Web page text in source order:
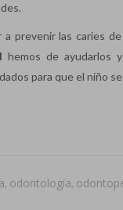
a prevenir las caries
hemos de ayudarlos
para que el niño
, odontología,